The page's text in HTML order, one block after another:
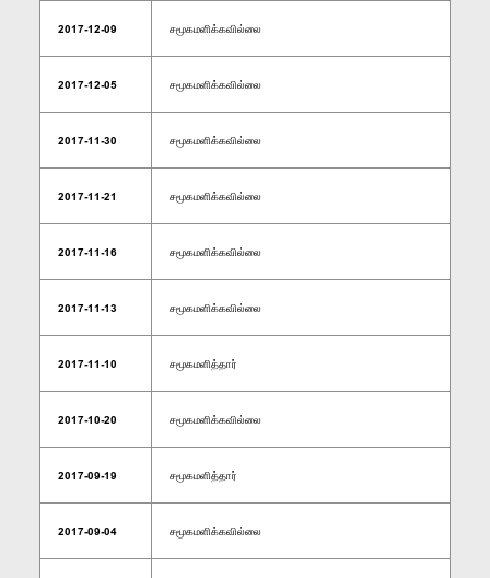
2017-12-09 சமூகமளிக்கவில்லை
2017-12-05 சமூகமளிக்கவில்லை
2017-11-30 சமூகமளிக்கவில்லை
2017-11-21 சமூகமளிக்கவில்லை
2017-11-16 சமூகமளிக்கவில்லை
2017-11-13 சமூகமளிக்கவில்லை
2017-11-10 சமூகமளித்தார்
2017-10-20 சமூகமளிக்கவில்லை
2017-09-19 சமூகமளித்தார்
2017-09-04 சமூகமளிக்கவில்லை